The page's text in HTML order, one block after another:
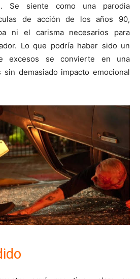
Se siente como una parodia
de acción de los años 90,
ni el carisma necesarios para
Lo que podría haber sido un
excesos se convierte en una
sin demasiado impacto emocional